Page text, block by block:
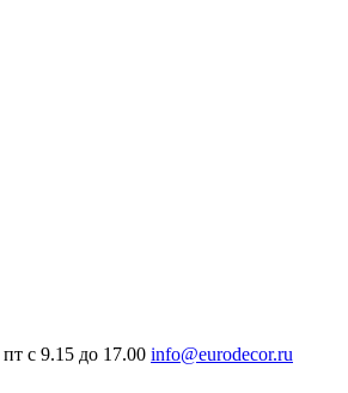
пт с 9.15 до 17.00 info@eurodecor.ru